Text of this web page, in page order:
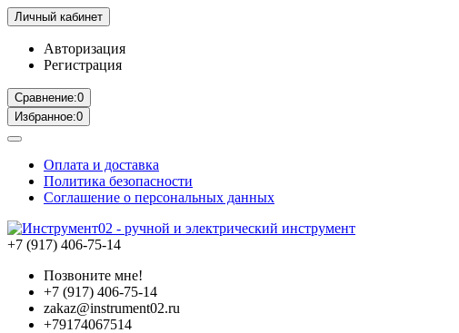
Личный кабинет
Авторизация
Регистрация
Сравнение:0
Избранное:0
Оплата и доставка
Политика безопасности
Соглашение о персональных данных
+7 (917) 406-75-14
Позвоните мне!
+7 (917) 406-75-14
zakaz@instrument02.ru
+79174067514